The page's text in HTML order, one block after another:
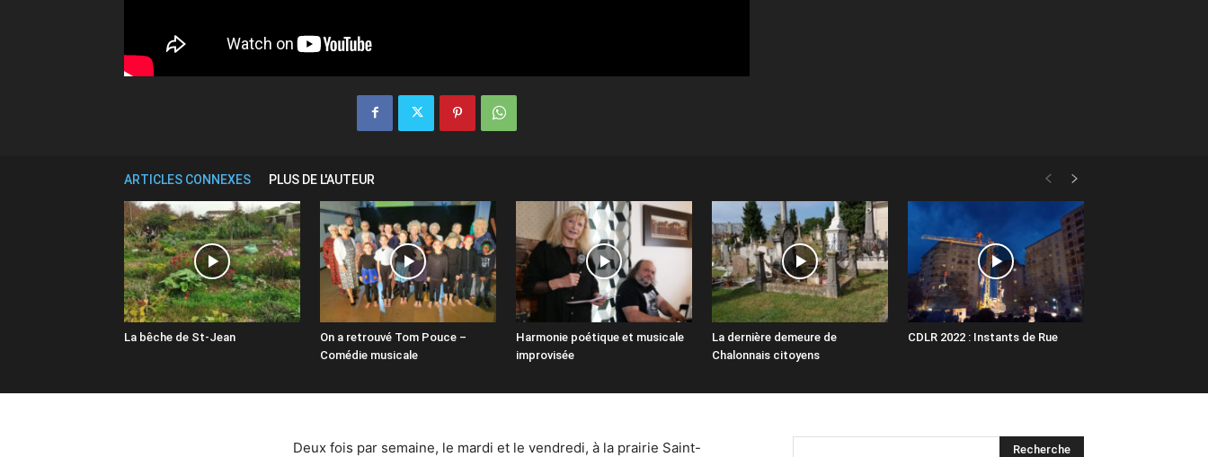
ARTICLES CONNEXES PLUS DE L'AUTEUR
La bêche de St-Jean
On a retrouvé Tom Pouce –
Comédie musicale
Harmonie poétique et musicale
improvisée
La dernière demeure de
Chalonnais citoyens
CDLR 2022 : Instants de Rue
Deux fois par semaine, le mardi et le vendredi, à la prairie Saint-